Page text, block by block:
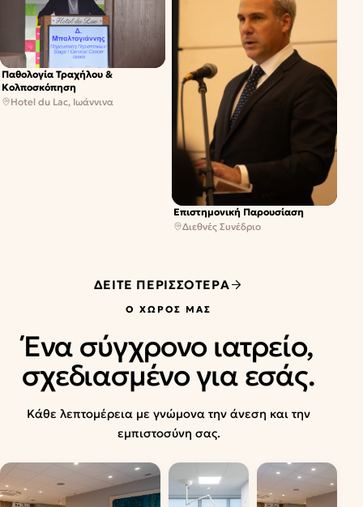
Παθολογία Τραχήλου &
Κολποσκόπηση
Hotel du Lac, Ιωάννινα
Επιστημονική Παρουσίαση
Διεθνές Συνέδριο
ΔΕΊΤΕ ΠΕΡΙΣΣΌΤΕΡΑ
Ο ΧΏΡΟΣ ΜΑΣ
Ένα σύγχρονο ιατρείο,
σχεδιασμένο για εσάς.
Κάθε λεπτομέρεια με γνώμονα την άνεση και την
εμπιστοσύνη σας.